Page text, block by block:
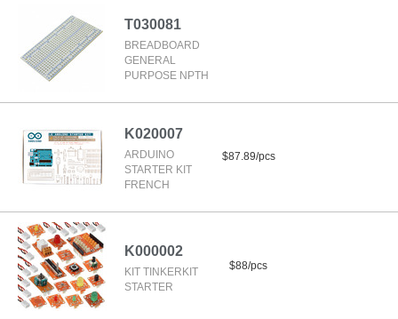
T030081
BREADBOARD
GENERAL
PURPOSE NPTH
K020007
ARDUINO
STARTER KIT
FRENCH
$87.89/pcs
K000002
KIT TINKERKIT
STARTER
$88/pcs